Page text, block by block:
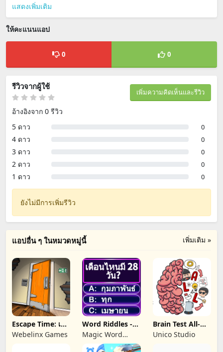
แสดงเพิ่มเติม
ให้คะแนนแอป
0 0
เพิ่มความคิดเห็นและรีวิว
รีวิวจากผู้ใช้
อ้างอิงจาก 0 รีวิว
5 ดาว
0
4 ดาว 0
3 ดาว 0
2 ดาว 0
1 ดาว 0
ยังไม่มีการเพิ่มรีวิว
เพิ่มเติม »
แอปอื่น ๆ ในหมวดหมู่นี้
Escape Time: เกม
ปริศนา
Webelinx Games
Word Riddles -
ทดสอบสมองเกมคำ
ศัพท์
Magic Word
Games
Brain Test All-
Star: IQ Boost
Unico Studio